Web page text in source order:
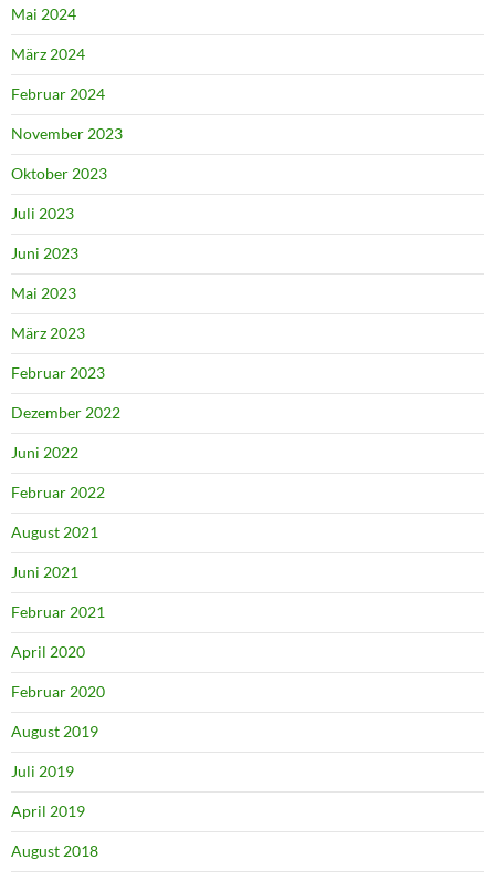
Mai 2024
März 2024
Februar 2024
November 2023
Oktober 2023
Juli 2023
Juni 2023
Mai 2023
März 2023
Februar 2023
Dezember 2022
Juni 2022
Februar 2022
August 2021
Juni 2021
Februar 2021
April 2020
Februar 2020
August 2019
Juli 2019
April 2019
August 2018